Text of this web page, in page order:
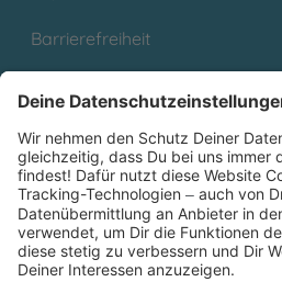
Barrierefreiheit
Partnerprogramm (Affiliate)
Folge uns auf